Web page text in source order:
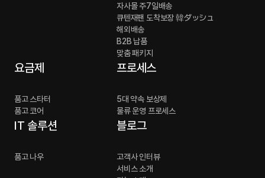
자사몰 주7일배송
큐텐재팬 도착보장 韓ダッシュ
해외배송
B2B 납품
맞춤 패키지
요금제
품고 스타터
품고 코어
프로세스
5대 약속 보상제
물류 운영 프로세스
IT 솔루션
품고 나우
블로그
고객사 인터뷰
서비스 소개